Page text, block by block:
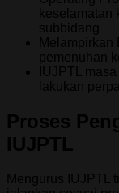
keselamatan
subbidang
Melampirkan
pemenuhan
IUJPTL
lakukan
Proses
IUJPTL
Mengurus IUJPTL